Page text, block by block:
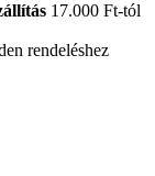
17.000 Ft-tól
rendeléshez